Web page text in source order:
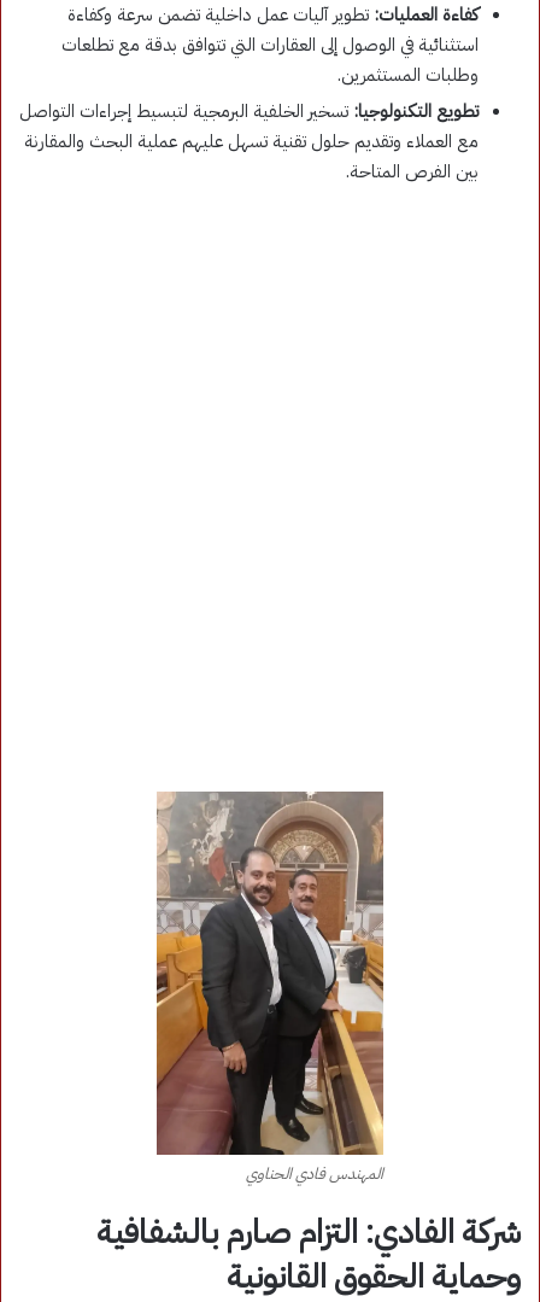
كفاءة العمليات: تطوير آليات عمل داخلية تضمن سرعة وكفاءة
استثنائية في الوصول إلى العقارات التي تتوافق بدقة مع تطلعات
وطلبات المستثمرين.
تطويع التكنولوجيا: تسخير الخلفية البرمجية لتبسيط إجراءات التواصل
مع العملاء وتقديم حلول تقنية تسهل عليهم عملية البحث والمقارنة
بين الفرص المتاحة.
المهندس فادي الحناوي
شركة الفادي: التزام صارم بالشفافية
وحماية الحقوق القانونية